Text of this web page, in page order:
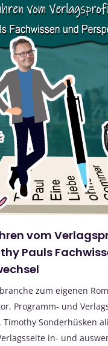
vom
Pauls
zum eigenen
Programm- und
Sonderhüsken
in- und